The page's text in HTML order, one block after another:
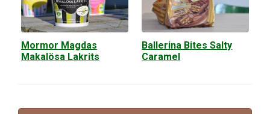
Mormor Magdas
Makalösa Lakrits
Ballerina Bites Salty
Caramel